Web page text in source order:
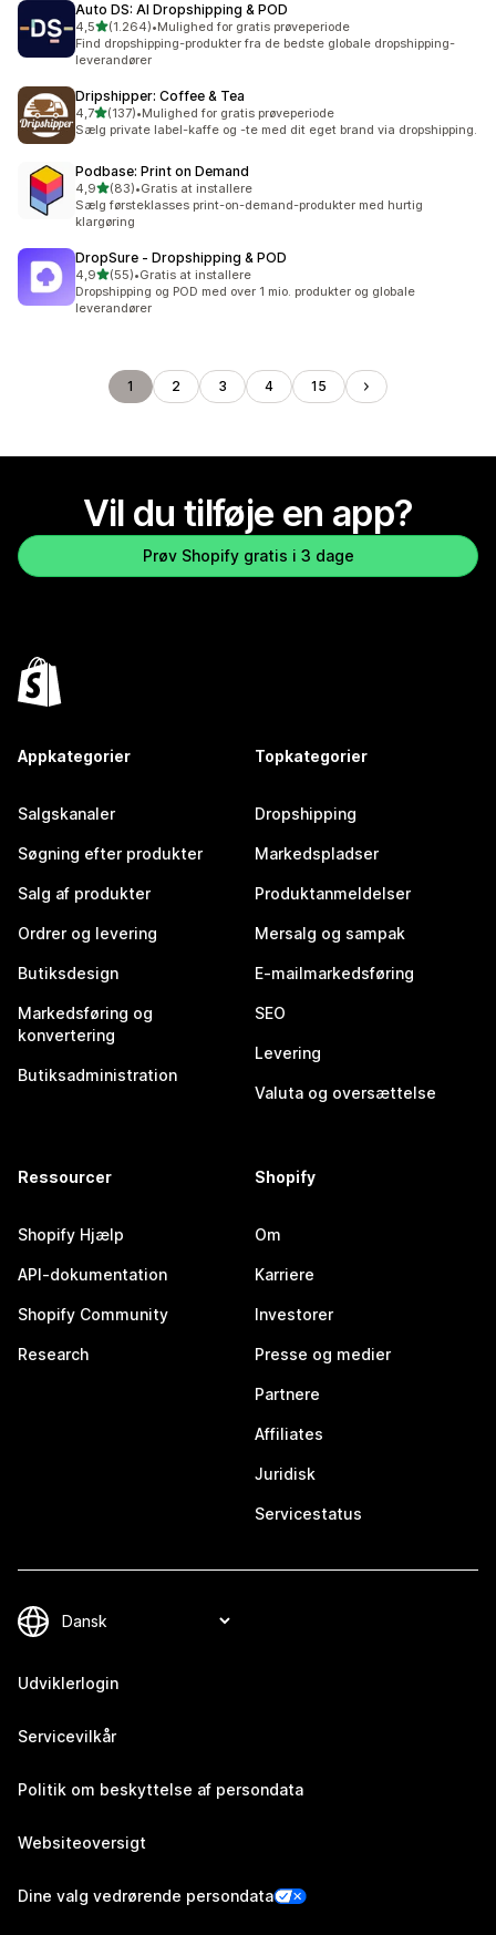
Auto DS: AI Dropshipping & POD
4,5ud af 5 stjerner
(1.264)
1264 anmeldelser i alt
•Mulighed for gratis prøveperiode
Find dropshipping-produkter fra de bedste globale dropshipping-
leverandører
Dripshipper: Coffee & Tea
4,7ud af 5 stjerner
(137)
137 anmeldelser i alt
•Mulighed for gratis prøveperiode
Sælg private label-kaffe og -te med dit eget brand via dropshipping.
Podbase: Print on Demand
4,9ud af 5 stjerner
(83)
83 anmeldelser i alt
•Gratis at installere
Sælg førsteklasses print-on-demand-produkter med hurtig
klargøring
DropSure ‑ Dropshipping & POD
4,9ud af 5 stjerner
(55)
55 anmeldelser i alt
•Gratis at installere
Dropshipping og POD med over 1 mio. produkter og globale
leverandører
1 2 3 4 15
Vil du tilføje en app?
Prøv Shopify gratis i 3 dage
Appkategorier
Salgskanaler
Søgning efter produkter
Salg af produkter
Ordrer og levering
Butiksdesign
Markedsføring og
konvertering
Butiksadministration
Topkategorier
Dropshipping
Markedspladser
Produktanmeldelser
Mersalg og sampak
E-mailmarkedsføring
SEO
Levering
Valuta og oversættelse
Ressourcer
Shopify Hjælp
API-dokumentation
Shopify Community
Research
Shopify
Om
Karriere
Investorer
Presse og medier
Partnere
Affiliates
Juridisk
Servicestatus
Udviklerlogin
Servicevilkår
Politik om beskyttelse af persondata
Websiteoversigt
Dine valg vedrørende persondata